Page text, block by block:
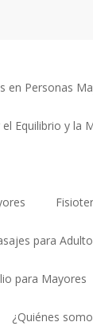
en Personas
Equilibrio y la
para
para Mayores
¿Quiénes